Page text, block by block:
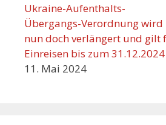
Ukraine-Aufenthalts-
Übergangs-Verordnung wird
nun doch verlängert und gilt
Einreisen bis zum 31.12.2024
11. Mai 2024